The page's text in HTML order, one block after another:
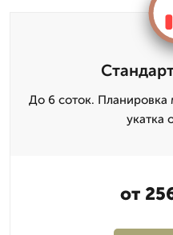
До 6 соток. Планировка
укатка
от